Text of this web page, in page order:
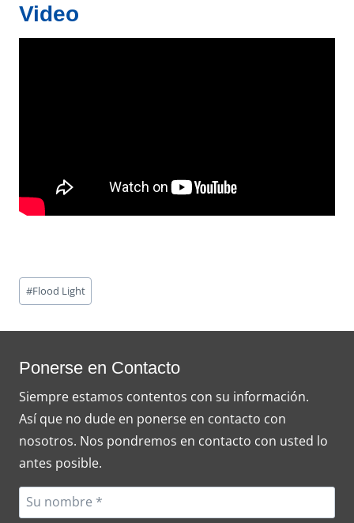
Video
Post
Tags:
#Flood Light
Ponerse en Contacto
Siempre estamos contentos con su información.
Así que no dude en ponerse en contacto con
nosotros. Nos pondremos en contacto con usted lo
antes posible.